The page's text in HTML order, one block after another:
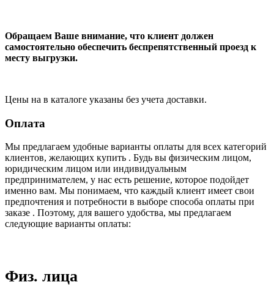
Обращаем Ваше внимание, что клиент должен
самостоятельно обеспечить беспрепятственный проезд к
месту выгрузки.
Цены на в каталоге указаны без учета доставки.
Оплата
Мы предлагаем удобные варианты оплаты для всех категорий
клиентов, желающих купить . Будь вы физическим лицом,
юридическим лицом или индивидуальным
предпринимателем, у нас есть решение, которое подойдет
именно вам. Мы понимаем, что каждый клиент имеет свои
предпочтения и потребности в выборе способа оплаты при
заказе . Поэтому, для вашего удобства, мы предлагаем
следующие варианты оплаты:
Физ. лица